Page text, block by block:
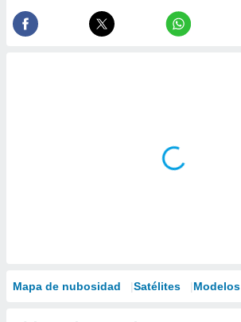
Mapa de nubosidad Satélites Modelos